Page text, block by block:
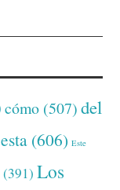
cómo (507) del
esta (606) Este
(391) Los